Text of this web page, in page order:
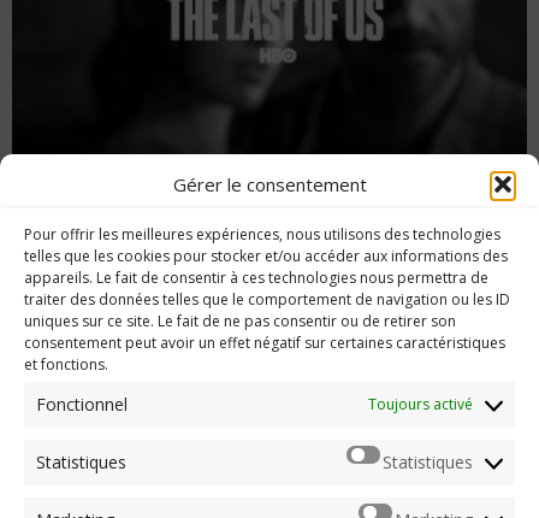
Gérer le consentement
Pour offrir les meilleures expériences, nous utilisons des technologies
telles que les cookies pour stocker et/ou accéder aux informations des
appareils. Le fait de consentir à ces technologies nous permettra de
traiter des données telles que le comportement de navigation ou les ID
uniques sur ce site. Le fait de ne pas consentir ou de retirer son
consentement peut avoir un effet négatif sur certaines caractéristiques
et fonctions.
Fonctionnel Toujours activé
Statistiques Statistiques
l’on sait
Imerod.fr est un site traitant de l'univers du jeu vidéo. Toute
reproduction partielle ou complète sans autorisation préalable
Mentions légales